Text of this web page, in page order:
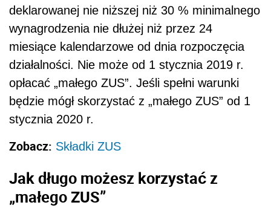
deklarowanej nie niższej niż 30 % minimalnego
wynagrodzenia nie dłużej niż przez 24
miesiące kalendarzowe od dnia rozpoczęcia
działalności. Nie może od 1 stycznia 2019 r.
opłacać „małego ZUS”. Jeśli spełni warunki
będzie mógł skorzystać z „małego ZUS” od 1
stycznia 2020 r.
Zobacz: Składki ZUS
Jak długo możesz korzystać z
„małego ZUS”